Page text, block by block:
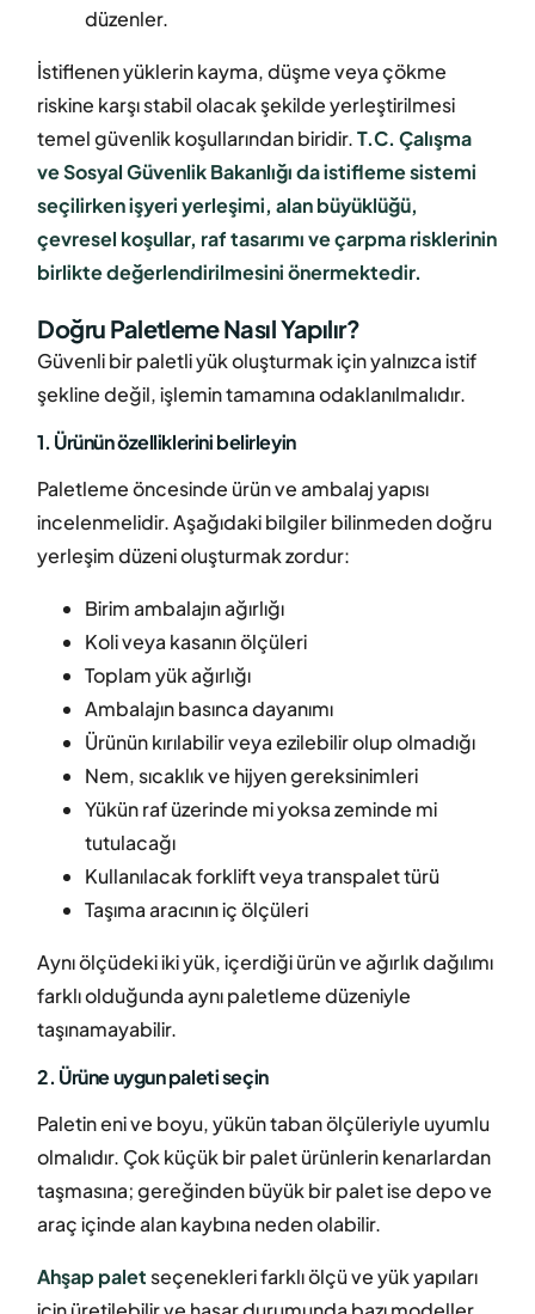
düzenler.
İstiflenen yüklerin kayma, düşme veya çökme
riskine karşı stabil olacak şekilde yerleştirilmesi
temel güvenlik koşullarından biridir. T.C. Çalışma
ve Sosyal Güvenlik Bakanlığı da istifleme sistemi
seçilirken işyeri yerleşimi, alan büyüklüğü,
çevresel koşullar, raf tasarımı ve çarpma risklerinin
birlikte değerlendirilmesini önermektedir.
Doğru Paletleme Nasıl Yapılır?
Güvenli bir paletli yük oluşturmak için yalnızca istif
şekline değil, işlemin tamamına odaklanılmalıdır.
1. Ürünün özelliklerini belirleyin
Paletleme öncesinde ürün ve ambalaj yapısı
incelenmelidir. Aşağıdaki bilgiler bilinmeden doğru
yerleşim düzeni oluşturmak zordur:
Birim ambalajın ağırlığı
Koli veya kasanın ölçüleri
Toplam yük ağırlığı
Ambalajın basınca dayanımı
Ürünün kırılabilir veya ezilebilir olup olmadığı
Nem, sıcaklık ve hijyen gereksinimleri
Yükün raf üzerinde mi yoksa zeminde mi
tutulacağı
Kullanılacak forklift veya transpalet türü
Taşıma aracının iç ölçüleri
Aynı ölçüdeki iki yük, içerdiği ürün ve ağırlık dağılımı
farklı olduğunda aynı paletleme düzeniyle
taşınamayabilir.
2. Ürüne uygun paleti seçin
Paletin eni ve boyu, yükün taban ölçüleriyle uyumlu
olmalıdır. Çok küçük bir palet ürünlerin kenarlardan
taşmasına; gereğinden büyük bir palet ise depo ve
araç içinde alan kaybına neden olabilir.
Ahşap palet seçenekleri farklı ölçü ve yük yapıları